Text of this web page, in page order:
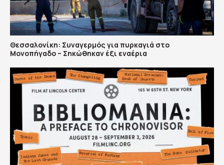
Θεσσαλονίκη: Συναγερμός για πυρκαγιά στο
Μονοπήγαδο – Σηκώθηκαν έξι εναέρια